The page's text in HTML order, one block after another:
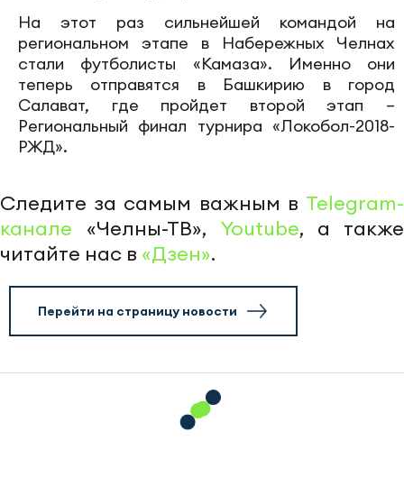
На этот раз сильнейшей командой на
региональном этапе в Набережных Челнах
стали футболисты «Камаза». Именно они
теперь отправятся в Башкирию в город
Салават, где пройдет второй этап –
Региональный финал турнира «Локобол-2018-
РЖД».
Следите за самым важным в Telegram-
канале «Челны-ТВ», Youtube, а также
читайте нас в «Дзен».
Перейти на страницу новости